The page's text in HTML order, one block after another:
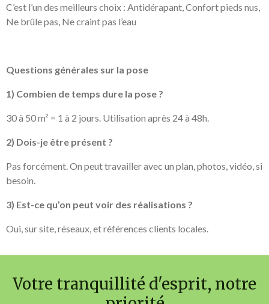
C’est l’un des meilleurs choix : Antidérapant, Confort pieds nus,
Ne brûle pas, Ne craint pas l’eau
Questions générales sur la pose
1) Combien de temps dure la pose ?
30 à 50 m² = 1 à 2 jours. Utilisation après 24 à 48h.
2) Dois-je être présent ?
Pas forcément. On peut travailler avec un plan, photos, vidéo, si
besoin.
3) Est-ce qu’on peut voir des réalisations ?
Oui, sur site, réseaux, et références clients locales.
Votre tranquillité d'esprit, notre